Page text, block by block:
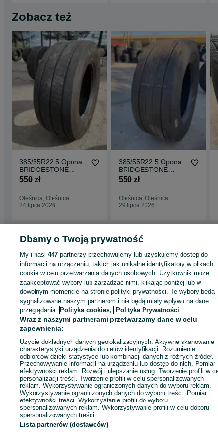
Zobacz też
385/55R22.5 Opona
BRIDGESTONE
ECOPIA H-STEER
550 zł
Oleśnica, Oleśnica
24 lipca 2026
385/55R22.5 Opona
BRIDGESTONE
ECOPIA H-STEER
550 zł
Oleśnica, Oleśnica
29 lipca 2026
Strona główna Motoryzacja Opony i Felgi Opony
Opony - Oleśnica
Opony - Oleśnica
KATEGORIA
929889441 Wyświetlenia:
Zadzwoń / SMS Wyślij wiadomość
Dbamy o Twoją prywatność
My i nasi447 partnerzy przechowujemy lub uzyskujemy dostęp do
informacji na urządzeniu, takich jak unikalne identyfikatory w plikach
cookie w celu przetwarzania danych osobowych. Użytkownik może
zaakceptować wybory lub zarządzać nimi, klikając poniżej lub w
dowolnym momencie na stronie polityki prywatności. Te wybory będą
sygnalizowane naszym partnerom i nie będą miały wpływu na dane
przeglądania. Polityka cookies, Polityka Prywatności
Wraz z naszymi partnerami przetwarzamy dane w celu
zapewnienia:
Użycie dokładnych danych geolokalizacyjnych. Aktywne skanowanie
charakterystyki urządzenia do celów identyfikacji. Rozumienie
odbiorców dzięki statystyce lub kombinacji danych z różnych źródeł.
Przechowywanie informacji na urządzeniu lub dostęp do nich. Pomiar
efektywności reklam. Rozwój i ulepszanie usług. Tworzenie profili w
personalizacji treści. Tworzenie profili w celu spersonalizowanych
reklam. Wykorzystywanie ograniczonych danych do wyboru reklam.
Wykorzystywanie ograniczonych danych do wyboru treści. Pomiar
efektywności treści. Wykorzystanie profili do wyboru
spersonalizowanych reklam. Wykorzystywanie profili w celu doboru
spersonalizowanych treści.
Lista partnerów (dostawców)